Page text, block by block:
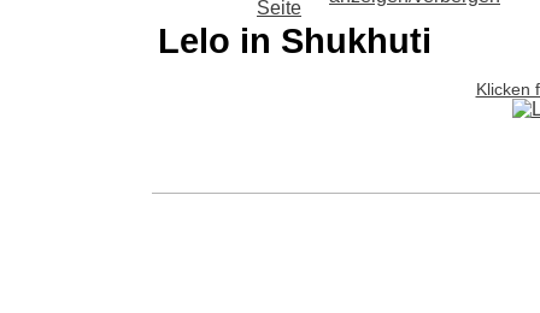
Lelo in Shukhuti
Klicken